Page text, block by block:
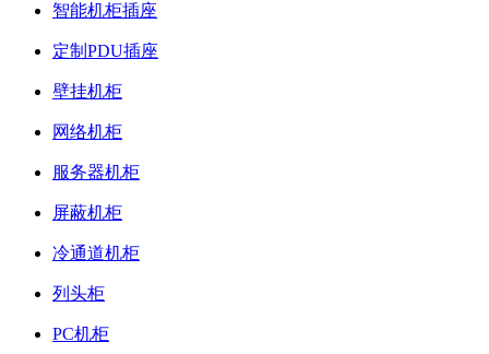
智能机柜插座
定制PDU插座
壁挂机柜
网络机柜
服务器机柜
屏蔽机柜
冷通道机柜
列头柜
PC机柜